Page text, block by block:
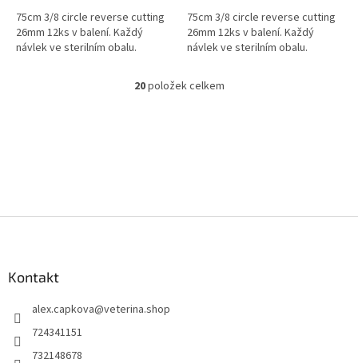
75cm 3/8 circle reverse cutting
26mm 12ks v balení. Každý
návlek ve sterilním obalu.
75cm 3/8 circle reverse cutting
26mm 12ks v balení. Každý
návlek ve sterilním obalu.
O
p
20položek celkem
Kontakt
alex.capkova@veterina.shop
724341151
732148678